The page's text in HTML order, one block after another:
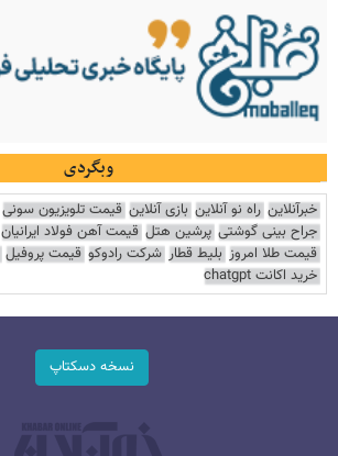
وبگردی
خبرآنلاین راه نو آنلاین بازی آنلاین قیمت تلویزیون سونی
جراح بینی گوشتی پرشین هتل قیمت آهن فولاد ایرانیان
قیمت طلا امروز بلیط قطار شرکت رادوکو قیمت پروفیل
خرید اکانت chatgpt
نسخه دسکتاپ